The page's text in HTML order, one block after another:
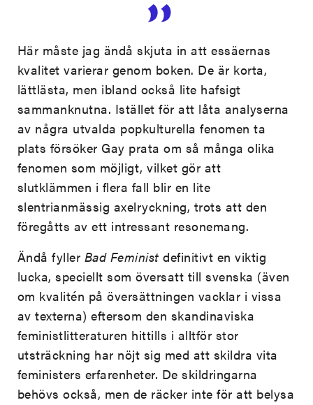
Här måste jag ändå skjuta in att essäernas
kvalitet varierar genom boken. De är korta,
lättlästa, men ibland också lite hafsigt
sammanknutna. Istället för att låta analyserna
av några utvalda popkulturella fenomen ta
plats försöker Gay prata om så många olika
fenomen som möjligt, vilket gör att
slutklämmen i flera fall blir en lite
slentrianmässig axelryckning, trots att den
föregåtts av ett intressant resonemang.
Ändå fyller Bad Feminist definitivt en viktig
lucka, speciellt som översatt till svenska (även
om kvalitén på översättningen vacklar i vissa
av texterna) eftersom den skandinaviska
feministlitteraturen hittills i alltför stor
utsträckning har nöjt sig med att skildra vita
feministers erfarenheter. De skildringarna
behövs också, men de räcker inte för att belysa